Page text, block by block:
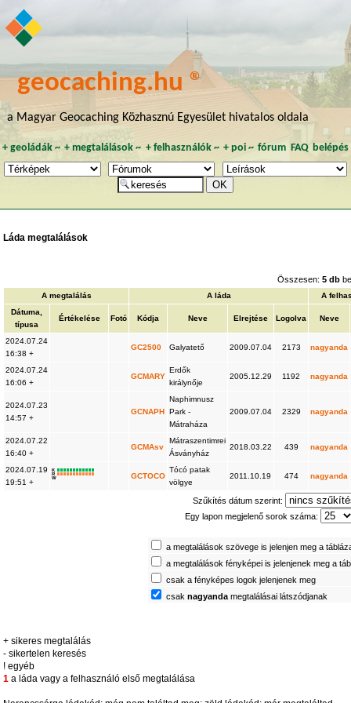
geocaching.hu ®
a Magyar Geocaching Közhasznú Egyesület hivatalos oldala
+ geoládák~ +megtalálások ~ + felhasználók~ + poi~ fórum FAQ belépés
Láda megtalálások
Összesen:5 db
A megtalálás A láda
A
Dátuma,
típusa
Értékelése Fotó Kódja Neve Elrejtése Logolva Neve
2024.07.24
16:38 +
GC2500 Galyatető 2009.07.04 2173 nagyanda
2024.07.24
16:06 +
GCMARY
Erdők
királynője
2005.12.29 1192 nagyanda
2024.07.23
14:57 +
GCNAPH
Naphimnusz
Park -
Mátraháza
2009.07.04 2329 nagyanda
2024.07.22
16:40 +
GCMAsv
Mátraszentimrei
Ásványház
2018.03.22 439 nagyanda
2024.07.19
19:51 +
K
R
W
GCTOCO
Tócó patak
völgye
2011.10.19 474 nagyanda
Szűkítés dátum szerint:
Egy lapon megjelenő sorok száma:
a megtalálások szövege is jelenjen meg a
a megtalálások fényképei is jelenjenek meg a
csak a fényképes logok jelenjenek meg
csaknagyanda megtalálásai látszódjanak
+ sikeres megtalálás
- sikertelen keresés
! egyéb
1 a láda vagy a felhasználó első megtalálása